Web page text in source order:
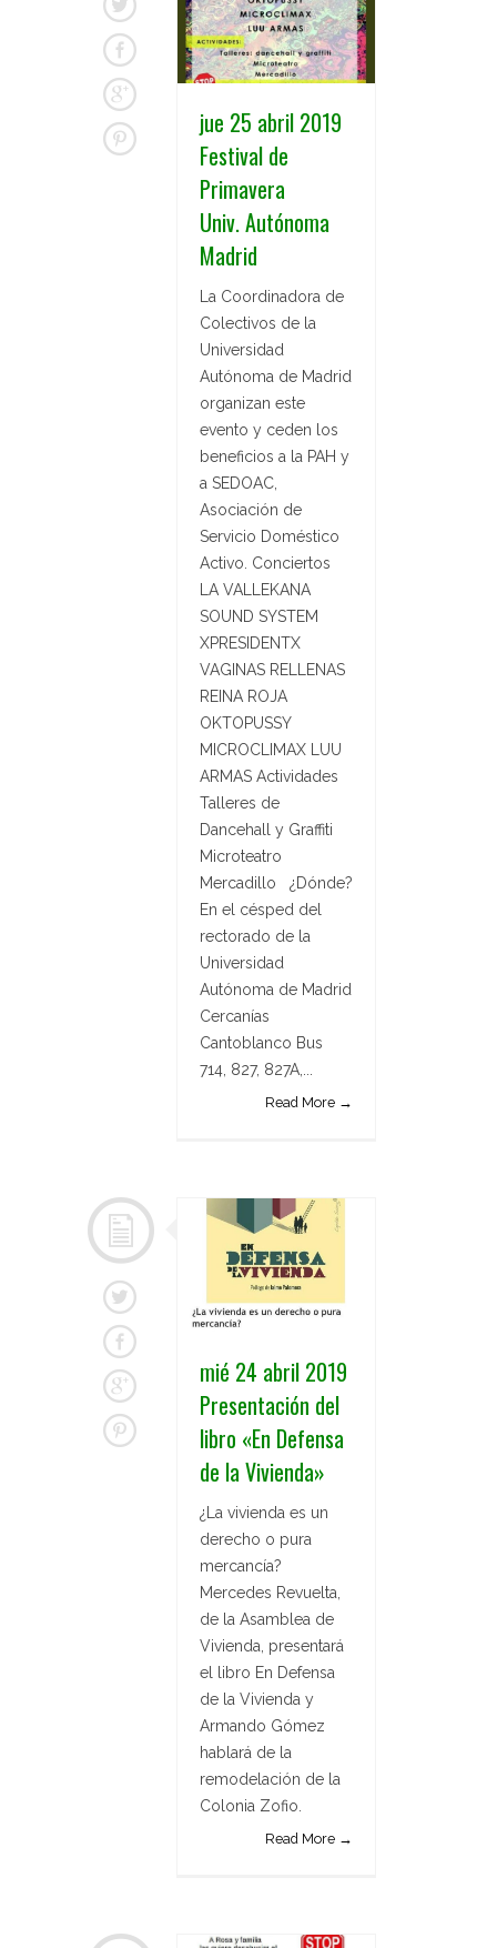
jue 25 abril 2019
Festival de
Primavera
Univ. Autónoma
Madrid
La Coordinadora de
Colectivos de la
Universidad
Autónoma de Madrid
organizan este
evento y ceden los
beneficios a la PAH y
a SEDOAC,
Asociación de
Servicio Doméstico
Activo. Conciertos
LA VALLEKANA
SOUND SYSTEM
XPRESIDENTX
VAGINAS RELLENAS
REINA ROJA
OKTOPUSSY
MICROCLIMAX LUU
ARMAS Actividades
Talleres de
Dancehall y Graffiti
Microteatro
Mercadillo ¿Dónde?
En el césped del
rectorado de la
Universidad
Autónoma de Madrid
Cercanías
Cantoblanco Bus
714, 827, 827A,...
Read More →
mié 24 abril 2019
Presentación del
libro «En Defensa
de la Vivienda»
¿La vivienda es un
derecho o pura
mercancía?
Mercedes Revuelta,
de la Asamblea de
Vivienda, presentará
el libro En Defensa
de la Vivienda y
Armando Gómez
hablará de la
remodelación de la
Colonia Zofio.
Read More →